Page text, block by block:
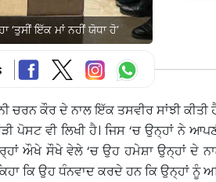
ਇੱਕ ਮਾਂ ਨਹੀਂ ਯੋਧਾ ਹੋ’
ਚਰਨ ਕੌਰ ਦੇ ਨਾਲ ਇੱਕ ਤਸਵੀਰ ਸਾਂਝੀ ਕੀਤੀ
ਪੋਸਟ ਵੀ ਲਿਖੀ ਹੈ। ਜਿਸ ‘ਚ ਉਨ੍ਹਾਂ ਨੇ
ਔਖੇ ਸੌਖੇ ਵੇਲੇ ‘ਚ ਉਹ ਹਮੇਸ਼ਾ ਉਨ੍ਹਾਂ ਦੇ
ਕਿ ਉਹ ਧੰਨਵਾਦ ਕਰਦੇ ਹਨ ਕਿ ਉਨ੍ਹਾਂ ਨੂੰ